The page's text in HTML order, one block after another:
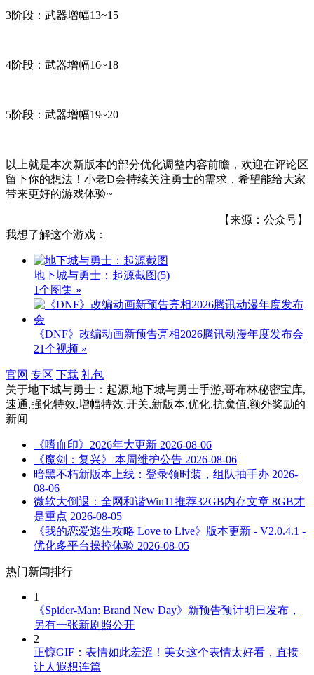
3阶段：武器增幅13~15
4阶段：武器增幅16~18
5阶段：武器增幅19~20
以上就是本次新版本的部分优化调整内容前瞻，欢迎在评论区
留下你的想法！小老D会持续关注勇士的需求，希望能给大家
带来更好的游戏体验~
【来源：公众号】
我想了解这个游戏：
地下城与勇士：起源截图(5)
1个图集 »
《DNF》改编动画新预告亮相2026腾讯动漫年度发布会
21个视频 »
官网 专区 下载 礼包
关于地下城与勇士：起源,地下城与勇士手游,哥布林秘密宝库,
速通,强化特效,增幅特效,开关,新版本,优化,抗魔值,额外奖励的
新闻
《嗜血印》2026年大更新 2026-08-06
《魔剑：复兴》 本周维护公告 2026-08-06
暗黑不朽新版本上线：登录领时装，组队抽手办 2026-
08-06
微软大倒退：全网和谐Win11推荐32GB内存文章 8GB才
是重点 2026-08-05
《我的恋爱逃生攻略 Love to Live》版本更新 - V2.0.4.1 -
优化多平台操控体验 2026-08-05
热门新闻排行
1
《Spider-Man: Brand New Day》新预告预计明日发布，
另有一张新剧照公开
2
正惊GIF：表情如此羞涩！美女这个表情太好看，直接
让人遐想连篇